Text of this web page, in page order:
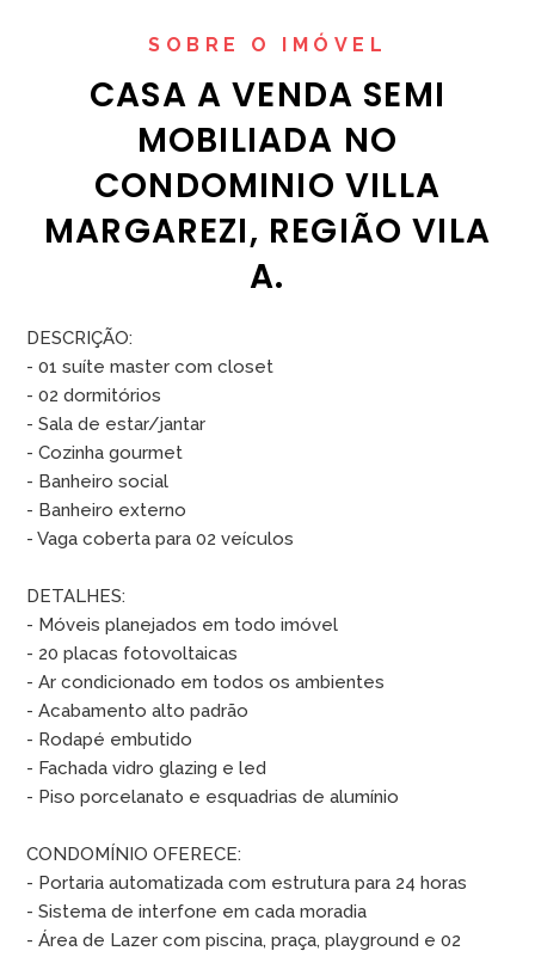
SOBRE O IMÓVEL
CASA A VENDA SEMI
MOBILIADA NO
CONDOMINIO VILLA
MARGAREZI, REGIÃO VILA
A.
DESCRIÇÃO:
- 01 suíte master com closet
- 02 dormitórios
- Sala de estar/jantar
- Cozinha gourmet
- Banheiro social
- Banheiro externo
- Vaga coberta para 02 veículos
DETALHES:
- Móveis planejados em todo imóvel
- 20 placas fotovoltaicas
- Ar condicionado em todos os ambientes
- Acabamento alto padrão
- Rodapé embutido
- Fachada vidro glazing e led
- Piso porcelanato e esquadrias de alumínio
CONDOMÍNIO OFERECE:
- Portaria automatizada com estrutura para 24 horas
- Sistema de interfone em cada moradia
- Área de Lazer com piscina, praça, playground e 02